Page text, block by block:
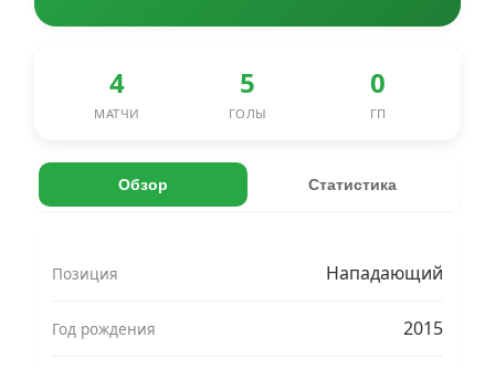
4
МАТЧИ
5
ГОЛЫ
0
ГП
Обзор Статистика
Позиция Нападающий
Год рождения 2015